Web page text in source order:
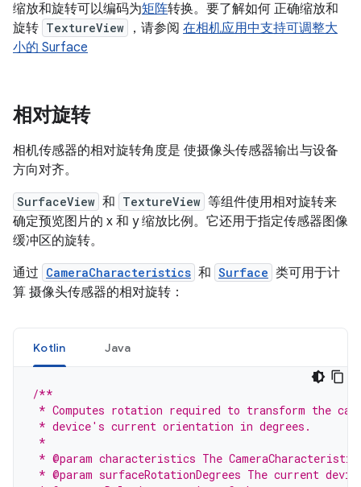
缩放和旋转可以编码为矩阵转换。要了解如何 正确缩放和
旋转 TextureView ，请参阅 在相机应用中支持可调整大
小的 Surface
相对旋转
相机传感器的相对旋转角度是 使摄像头传感器输出与设备
方向对齐。
SurfaceView 和 TextureView 等组件使用相对旋转来
确定预览图片的 x 和 y 缩放比例。它还用于指定传感器图像
缓冲区的旋转。
通过 CameraCharacteristics 和 Surface 类可用于计
算 摄像头传感器的相对旋转：
Kotlin Java
/**
* Computes rotation required to transform the
* device's current orientation in degrees.
*
* @param characteristics The
* @param surfaceRotationDegrees The current